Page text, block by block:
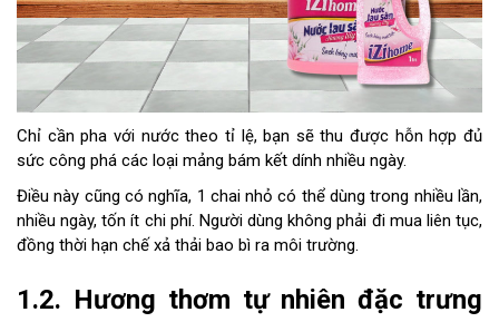
Chỉ cần pha với nước theo tỉ lệ, bạn sẽ thu được hỗn hợp đủ
sức công phá các loại mảng bám kết dính nhiều ngày.
Điều này cũng có nghĩa, 1 chai nhỏ có thể dùng trong nhiều lần,
nhiều ngày, tốn ít chi phí. Người dùng không phải đi mua liên tục,
đồng thời hạn chế xả thải bao bì ra môi trường.
1.2. Hương thơm tự nhiên đặc trưng